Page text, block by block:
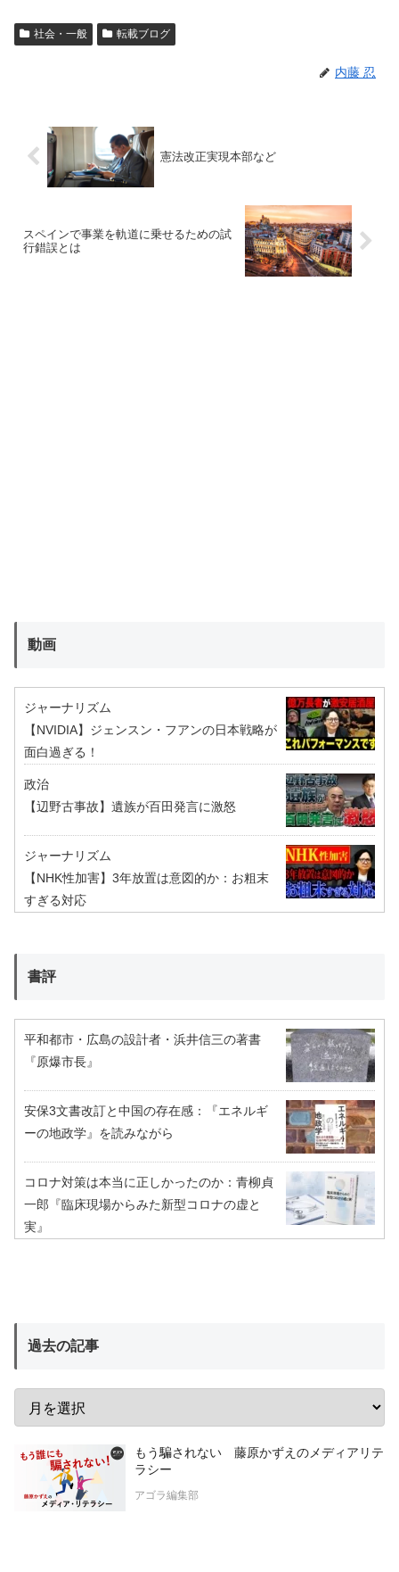
社会・一般 転載ブログ
内藤 忍
憲法改正実現本部など
スペインで事業を軌道に乗せるための試
行錯誤とは
動画
ジャーナリズム
【NVIDIA】ジェンスン・フアンの日本戦略が
面白過ぎる！
政治
【辺野古事故】遺族が百田発言に激怒
ジャーナリズム
【NHK性加害】3年放置は意図的か：お粗末
すぎる対応
書評
平和都市・広島の設計者・浜井信三の著書
『原爆市長』
安保3文書改訂と中国の存在感：『エネルギ
ーの地政学』を読みながら
コロナ対策は本当に正しかったのか：青柳貞
一郎『臨床現場からみた新型コロナの虚と
実』
過去の記事
もう騙されない 藤原かずえのメディアリテ
ラシー
アゴラ編集部